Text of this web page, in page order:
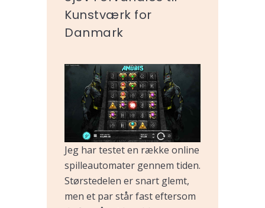
Kunstværk for
Danmark
Jeg har testet en række online
spilleautomater gennem tiden.
Størstedelen er snart glemt,
men et par står fast eftersom